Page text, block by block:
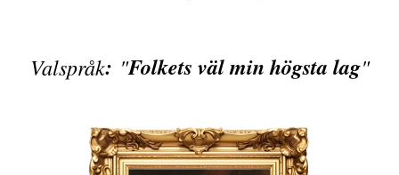
Valspråk: "Folkets väl min högsta lag"